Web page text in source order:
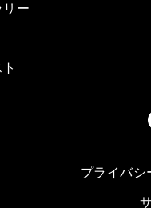
リー
プライバシ